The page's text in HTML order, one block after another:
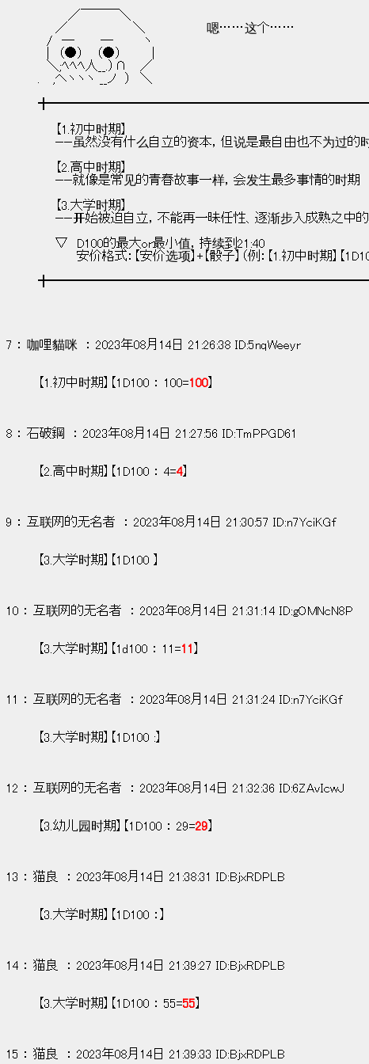
／￣￣￣＼
／　　　　　　　 ＼　　　　　　　嗯……这个……
/　─　　　─　　　 ヽ
|　（●）　 （●）　　 　|
＼;ﾍﾍﾍ人__.）∩　 ／
.　 ,ヘヽヽヽ __ノ　）　＼
【1.初中时期】
——虽然没有什么自立的资本，但说是最自由也不为过的
【2.高中时期】
——就像是常见的青春故事一样，会发生最多事情的时期
【3.大学时期】
——开始被迫自立，不能再一昧任性、逐渐步入成熟之中
▽　D100的最大or最小值，持续到21:40
安价格式：【安价选项】+【骰子】（例：【1.初中时期】【
7 ： 咖哩貓咪  ： 2023年08月14日 21:26:38 ID:5nqWeeyr
【1.初中时期】【1D100 ： 100=100】
8 ： 石破鋼  ： 2023年08月14日 21:27:56 ID:TmPPGD61
【2.高中时期】【1D100 ： 4=4】
9 ： 互联网的无名者  ： 2023年08月14日 21:30:57 ID:n7YciKGf
【3.大学时期】【1D100 】
10 ： 互联网的无名者  ： 2023年08月14日 21:31:14 ID:gOMNcN8P
【3.大学时期】【1d100 ： 11=11 】
11 ： 互联网的无名者  ： 2023年08月14日 21:31:24 ID:n7YciKGf
【3.大学时期】【1D100 :】
12 ： 互联网的无名者  ： 2023年08月14日 21:32:36 ID:6ZAvIcwJ
【3.幼儿园时期】【1D100 ： 29=29】
13 ： 猫良  ： 2023年08月14日 21:38:31 ID:BjxRDPLB
【3.大学时期】【1D100 ：】
14 ： 猫良  ： 2023年08月14日 21:39:27 ID:BjxRDPLB
【3.大学时期】【1D100 ： 55=55】
15 ： 猫良  ： 2023年08月14日 21:39:33 ID:BjxRDPLB